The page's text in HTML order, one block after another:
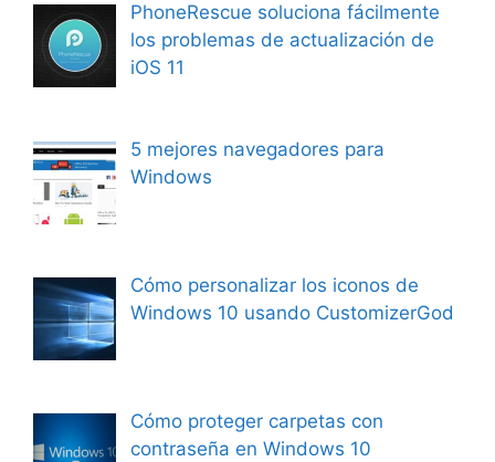
PhoneRescue soluciona fácilmente
los problemas de actualización de
iOS 11
5 mejores navegadores para
Windows
Cómo personalizar los iconos de
Windows 10 usando CustomizerGod
Cómo proteger carpetas con
contraseña en Windows 10